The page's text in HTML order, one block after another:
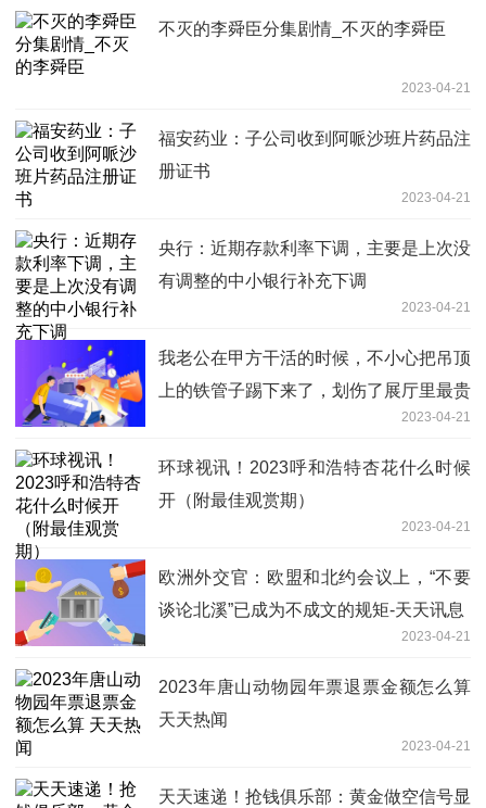
不灭的李舜臣分集剧情_不灭的李舜臣
2023-04-21
福安药业：子公司收到阿哌沙班片药品注
册证书
2023-04-21
央行：近期存款利率下调，主要是上次没
有调整的中小银行补充下调
2023-04-21
我老公在甲方干活的时候，不小心把吊顶
上的铁管子踢下来了，划伤了展厅里最贵
2023-04-21
环球视讯！2023呼和浩特杏花什么时候
开（附最佳观赏期）
2023-04-21
欧洲外交官：欧盟和北约会议上，“不要
谈论北溪”已成为不成文的规矩-天天讯息
2023-04-21
2023年唐山动物园年票退票金额怎么算
天天热闻
2023-04-21
天天速递！抢钱俱乐部：黄金做空信号显